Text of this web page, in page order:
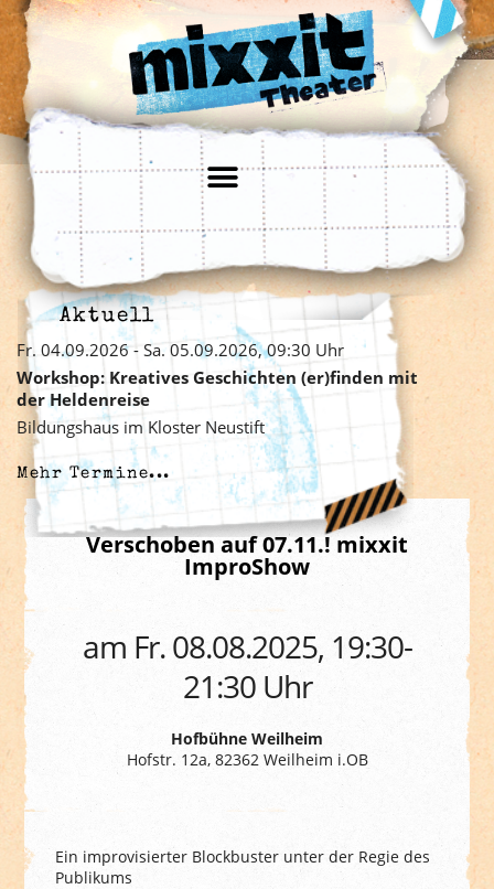
Aktuell
Fr. 04.09.2026 - Sa. 05.09.2026, 09:30 Uhr
Workshop: Kreatives Geschichten (er)finden mit
der Heldenreise
Bildungshaus im Kloster Neustift
Mehr Termine...
Verschoben auf 07.11.! mixxit
ImproShow
am Fr. 08.08.2025, 19:30-
21:30 Uhr
Hofbühne Weilheim
Hofstr. 12a, 82362 Weilheim i.OB
Ein improvisierter Blockbuster unter der Regie des
Publikums